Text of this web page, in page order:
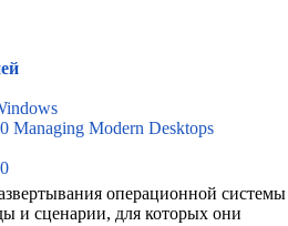
Managing Modern Desktops
операционной системы
и сценарии, для которых они